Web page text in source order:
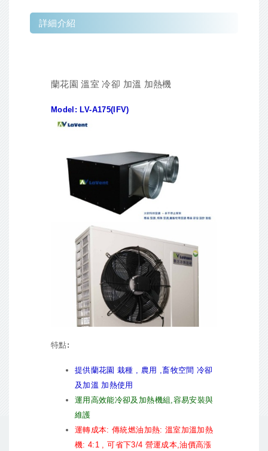
詳細介紹
蘭花園 溫室 冷卻 加溫 加熱機
Model: LV-A175(IFV)
特點:
提供蘭花園 栽種 , 農用 ,畜牧空間 冷卻
及加溫 加熱使用
運用高效能冷卻及加熱機組,容易安裝與
維護
運轉成本: 傳統燃油加熱: 溫室加溫加熱
機: 4:1 , 可省下3/4 營運成本,油價高漲